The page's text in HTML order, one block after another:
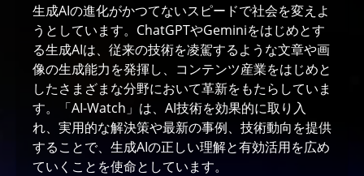
生成AIの進化がかつてないスピードで社会を変えよ
うとしています。ChatGPTやGeminiをはじめとす
る生成AIは、従来の技術を凌駕するような文章や画
像の生成能力を発揮し、コンテンツ産業をはじめと
したさまざまな分野において革新をもたらしていま
す。「AI-Watch」は、AI技術を効果的に取り入
れ、実用的な解決策や最新の事例、技術動向を提供
することで、生成AIの正しい理解と有効活用を広め
ていくことを使命としています。